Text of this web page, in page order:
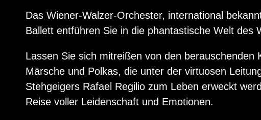
Das Wiener-Walzer-Orchester, international
Ballett entführen Sie in die phantastische Welt des
Lassen Sie sich mitreißen von den berauschenden
Märsche und Polkas, die unter der virtuosen
Stehgeigers Rafael Regilio zum Leben erweckt
Reise voller Leidenschaft und Emotionen.